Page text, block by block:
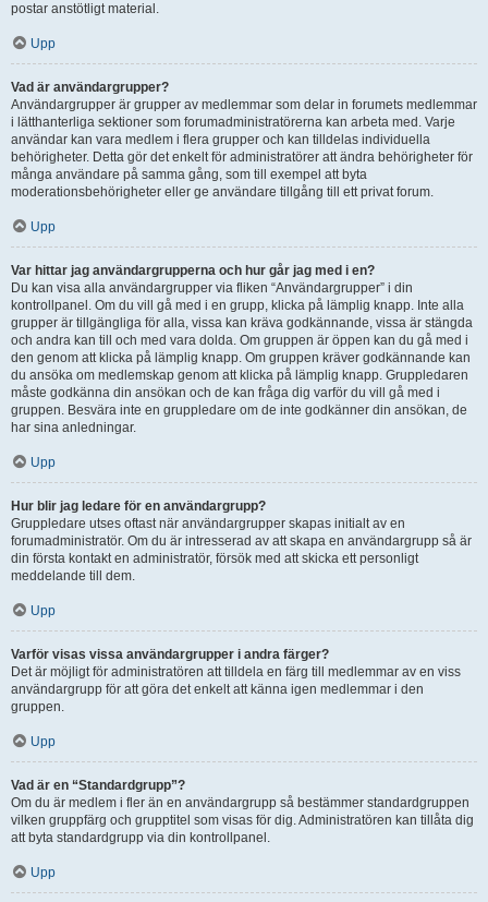
postar anstötligt material.
Upp
Vad är användargrupper?
Användargrupper är grupper av medlemmar som delar in forumets medlemmar
i lätthanterliga sektioner som forumadministratörerna kan arbeta med. Varje
användar kan vara medlem i flera grupper och kan tilldelas individuella
behörigheter. Detta gör det enkelt för administratörer att ändra behörigheter för
många användare på samma gång, som till exempel att byta
moderationsbehörigheter eller ge användare tillgång till ett privat forum.
Upp
Var hittar jag användargrupperna och hur går jag med i en?
Du kan visa alla användargrupper via fliken “Användargrupper” i din
kontrollpanel. Om du vill gå med i en grupp, klicka på lämplig knapp. Inte alla
grupper är tillgängliga för alla, vissa kan kräva godkännande, vissa är stängda
och andra kan till och med vara dolda. Om gruppen är öppen kan du gå med i
den genom att klicka på lämplig knapp. Om gruppen kräver godkännande kan
du ansöka om medlemskap genom att klicka på lämplig knapp. Gruppledaren
måste godkänna din ansökan och de kan fråga dig varför du vill gå med i
gruppen. Besvära inte en gruppledare om de inte godkänner din ansökan, de
har sina anledningar.
Upp
Hur blir jag ledare för en användargrupp?
Gruppledare utses oftast när användargrupper skapas initialt av en
forumadministratör. Om du är intresserad av att skapa en användargrupp så är
din första kontakt en administratör, försök med att skicka ett personligt
meddelande till dem.
Upp
Varför visas vissa användargrupper i andra färger?
Det är möjligt för administratören att tilldela en färg till medlemmar av en viss
användargrupp för att göra det enkelt att känna igen medlemmar i den
gruppen.
Upp
Vad är en “Standardgrupp”?
Om du är medlem i fler än en användargrupp så bestämmer standardgruppen
vilken gruppfärg och grupptitel som visas för dig. Administratören kan tillåta dig
att byta standardgrupp via din kontrollpanel.
Upp